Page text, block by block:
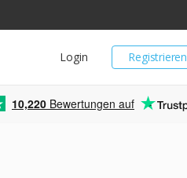
Registrieren
Login
10,220 Bewertungen auf